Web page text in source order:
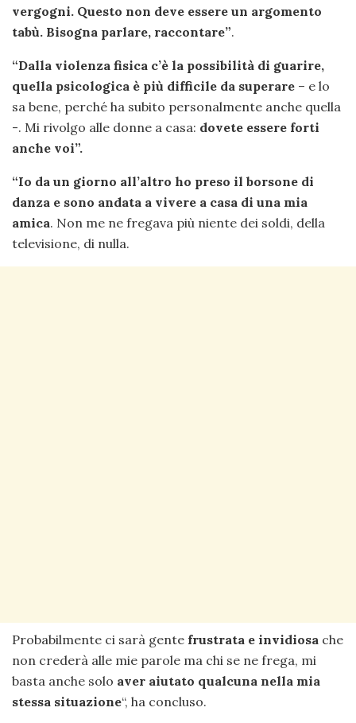
vergogni. Questo non deve essere un argomento
tabù. Bisogna parlare, raccontare”.
“Dalla violenza fisica c’è la possibilità di guarire,
quella psicologica è più difficile da superare – e lo
sa bene, perché ha subito personalmente anche quella
-. Mi rivolgo alle donne a casa: dovete essere forti
anche voi”.
“Io da un giorno all’altro ho preso il borsone di
danza e sono andata a vivere a casa di una mia
amica. Non me ne fregava più niente dei soldi, della
televisione, di nulla.
Probabilmente ci sarà gente frustrata e invidiosa che
non crederà alle mie parole ma chi se ne frega, mi
basta anche solo aver aiutato qualcuna nella mia
stessa situazione“, ha concluso.